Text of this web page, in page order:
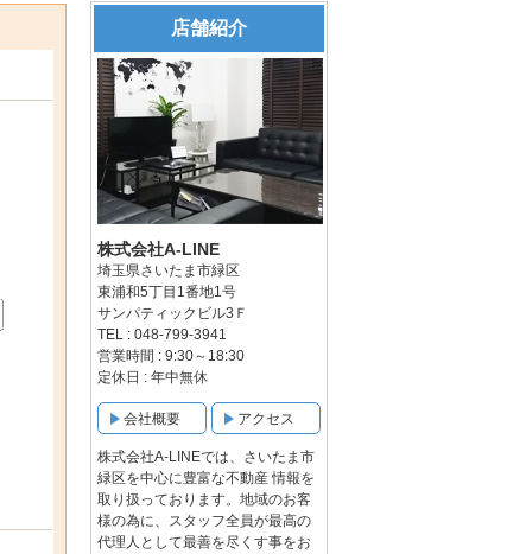
店舗紹介
株式会社A-LINE
埼玉県さいたま市緑区
東浦和5丁目1番地1号
サンパティックビル3Ｆ
TEL : 048-799-3941
営業時間 : 9:30～18:30
定休日 : 年中無休
会社概要 アクセス
株式会社A-LINEでは、さいたま市
緑区を中心に豊富な不動産 情報を
取り扱っております。地域のお客
様の為に、スタッフ全員が最高の
代理人として最善を尽くす事をお